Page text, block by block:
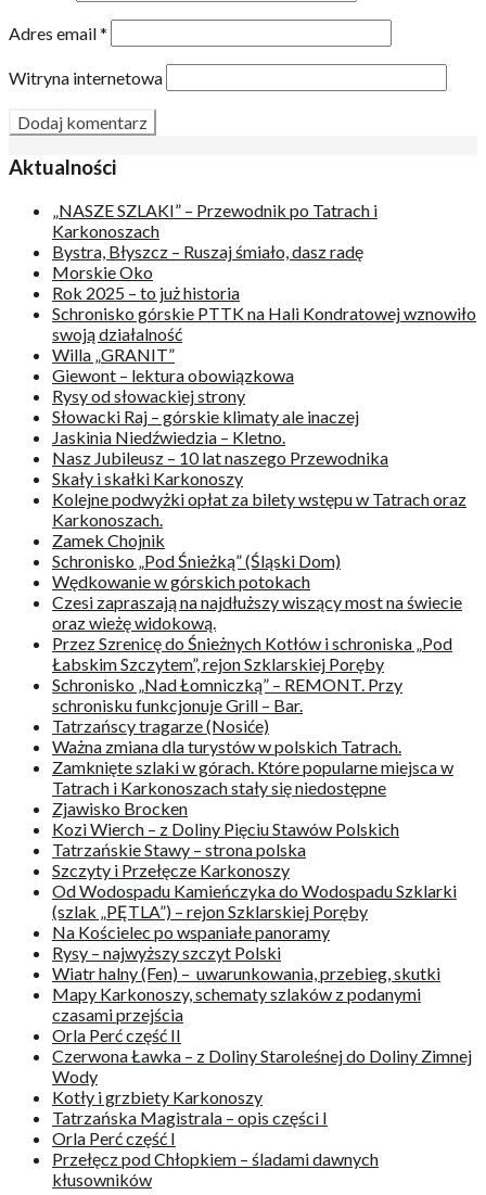
Adres email*
Witryna internetowa
Aktualności
„NASZE SZLAKI” – Przewodnik po Tatrach i
Karkonoszach
Bystra, Błyszcz – Ruszaj śmiało, dasz radę
Morskie Oko
Rok 2025 – to już historia
Schronisko górskie PTTK na Hali Kondratowej wznowiło
swoją działalność
Willa „GRANIT”
Giewont – lektura obowiązkowa
Rysy od słowackiej strony
Słowacki Raj – górskie klimaty ale inaczej
Jaskinia Niedźwiedzia – Kletno.
Nasz Jubileusz – 10 lat naszego Przewodnika
Skały i skałki Karkonoszy
Kolejne podwyżki opłat za bilety wstępu w Tatrach oraz
Karkonoszach.
Zamek Chojnik
Schronisko „Pod Śnieżką” (Śląski Dom)
Wędkowanie w górskich potokach
Czesi zapraszają na najdłuższy wiszący most na świecie
oraz wieżę widokową.
Przez Szrenicę do Śnieżnych Kotłów i schroniska „Pod
Łabskim Szczytem”, rejon Szklarskiej Poręby
Schronisko „Nad Łomniczką” – REMONT. Przy
schronisku funkcjonuje Grill – Bar.
Tatrzańscy tragarze (Nosiće)
Ważna zmiana dla turystów w polskich Tatrach.
Zamknięte szlaki w górach. Które popularne miejsca w
Tatrach i Karkonoszach stały się niedostępne
Zjawisko Brocken
Kozi Wierch – z Doliny Pięciu Stawów Polskich
Tatrzańskie Stawy – strona polska
Szczyty i Przełęcze Karkonoszy
Od Wodospadu Kamieńczyka do Wodospadu Szklarki
(szlak „PĘTLA”) – rejon Szklarskiej Poręby
Na Kościelec po wspaniałe panoramy
Rysy – najwyższy szczyt Polski
Wiatr halny (Fen) – uwarunkowania, przebieg, skutki
Mapy Karkonoszy, schematy szlaków z podanymi
czasami przejścia
Orla Perć część II
Czerwona Ławka – z Doliny Staroleśnej do Doliny Zimnej
Wody
Kotły i grzbiety Karkonoszy
Tatrzańska Magistrala – opis części I
Orla Perć część I
Przełęcz pod Chłopkiem – śladami dawnych
kłusowników